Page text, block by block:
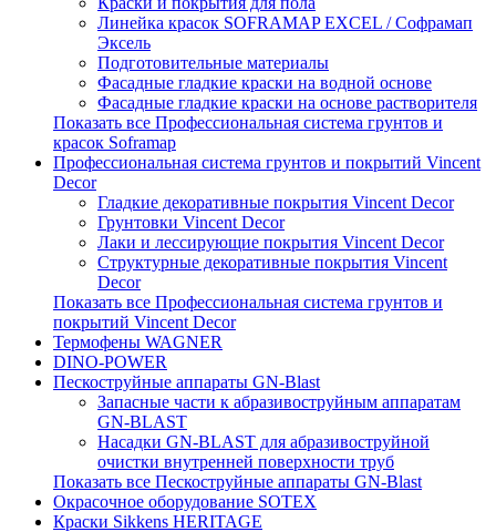
Линейка красок SOFRAMAP EXCEL / Софрамап
Эксель
Подготовительные материалы
Фасадные гладкие краски на водной основе
Фасадные гладкие краски на основе растворителя
Показать все Профессиональная система грунтов и
красок Soframap
Профессиональная система грунтов и покрытий Vincent
Decor
Гладкие декоративные покрытия Vincent Decor
Грунтовки Vincent Decor
Лаки и лессирующие покрытия Vincent Decor
Структурные декоративные покрытия Vincent
Decor
Показать все Профессиональная система грунтов и
покрытий Vincent Decor
Термофены WAGNER
DINO-POWER
Пескоструйные аппараты GN-Blast
Запасные части к абразивоструйным аппаратам
GN-BLAST
Насадки GN-BLAST для абразивоструйной
очистки внутренней поверхности труб
Показать все Пескоструйные аппараты GN-Blast
Окрасочное оборудование SOTEX
Краски Sikkens HERITAGE